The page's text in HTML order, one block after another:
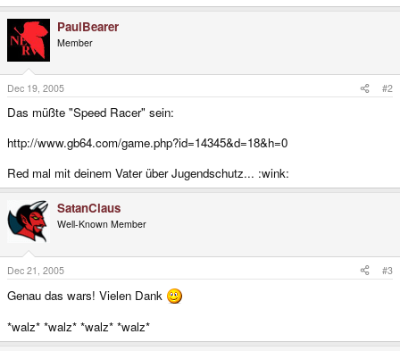
PaulBearer
Member
Dec 19, 2005 #2
Das müßte "Speed Racer" sein:
http://www.gb64.com/game.php?id=14345&d=18&h=0
Red mal mit deinem Vater über Jugendschutz... :wink:
SatanClaus
Well-Known Member
Dec 21, 2005 #3
Genau das wars! Vielen Dank
*walz* *walz* *walz* *walz*